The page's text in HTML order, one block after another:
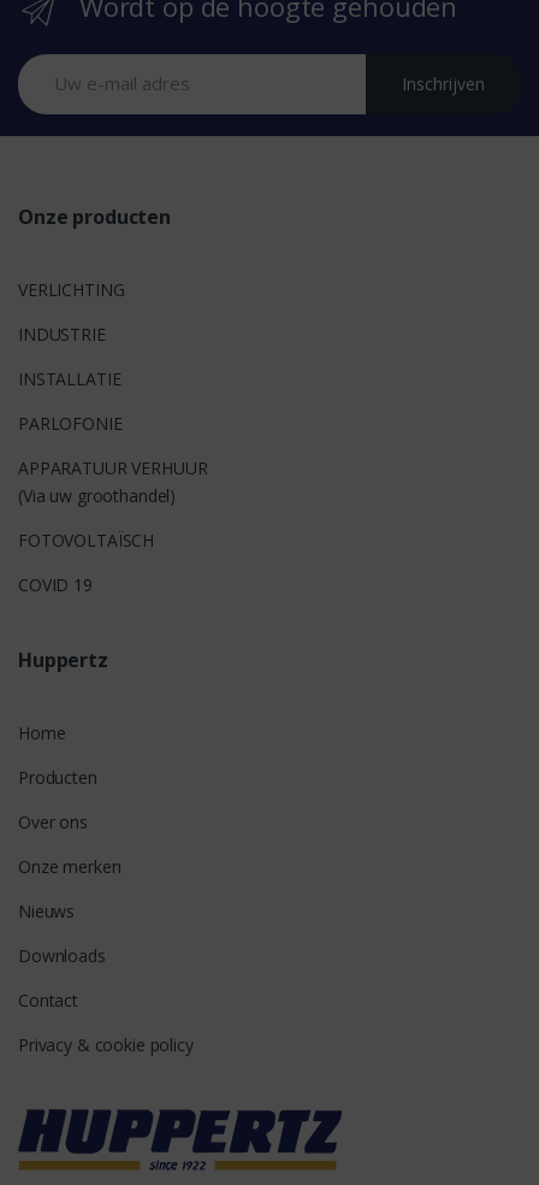
Inschrijven
Onze producten
VERLICHTING
INDUSTRIE
INSTALLATIE
PARLOFONIE
APPARATUUR VERHUUR
(Via uw groothandel)
FOTOVOLTAÏSCH
COVID 19
Huppertz
Home
Producten
Over ons
Onze merken
Nieuws
Downloads
Contact
Privacy & cookie policy